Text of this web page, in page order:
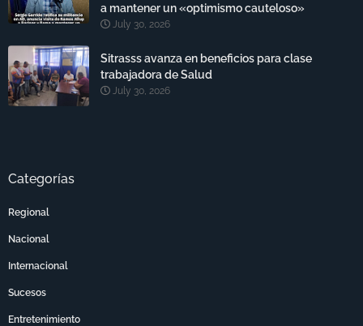
a mantener un «optimismo cauteloso»
July 30, 2026
Sitrasss avanza en beneficios para clase
trabajadora de Salud
July 30, 2026
Categorías
Regional
Nacional
Internacional
Sucesos
Entretenimiento